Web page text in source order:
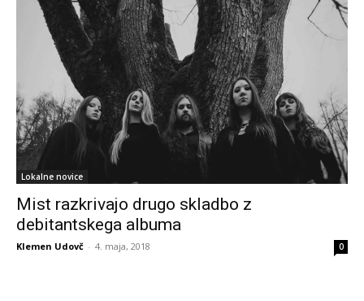
Lokalne novice
Mist razkrivajo drugo skladbo z
debitantskega albuma
Klemen Udovč - 4. maja, 2018 0